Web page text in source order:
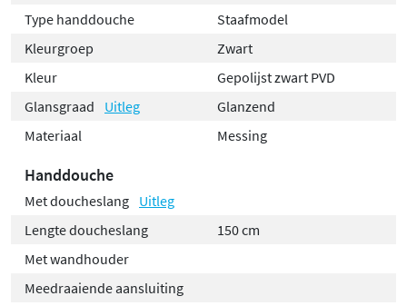
Type handdouche
Staafmodel
Kleurgroep
Zwart
Kleur
Gepolijst zwart PVD
Glansgraad
Uitleg
Glanzend
Materiaal
Messing
Handdouche
Met doucheslang Uitleg
Lengte doucheslang
150 cm
Met wandhouder
Meedraaiende aansluiting